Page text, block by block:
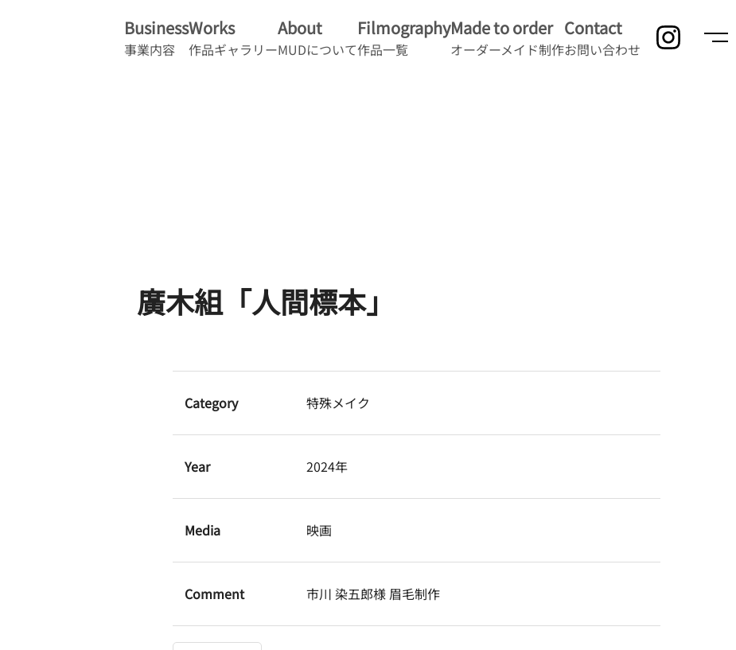
Business
事業内容
Works
作品ギャラリー
About
MUDについて
Filmography
作品一覧
Made to order
オーダーメイド制作
Contact
お問い合わせ
廣木組「人間標本」
Category 特殊メイク
Year 2024年
Media 映画
Comment 市川 染五郎様 眉毛制作